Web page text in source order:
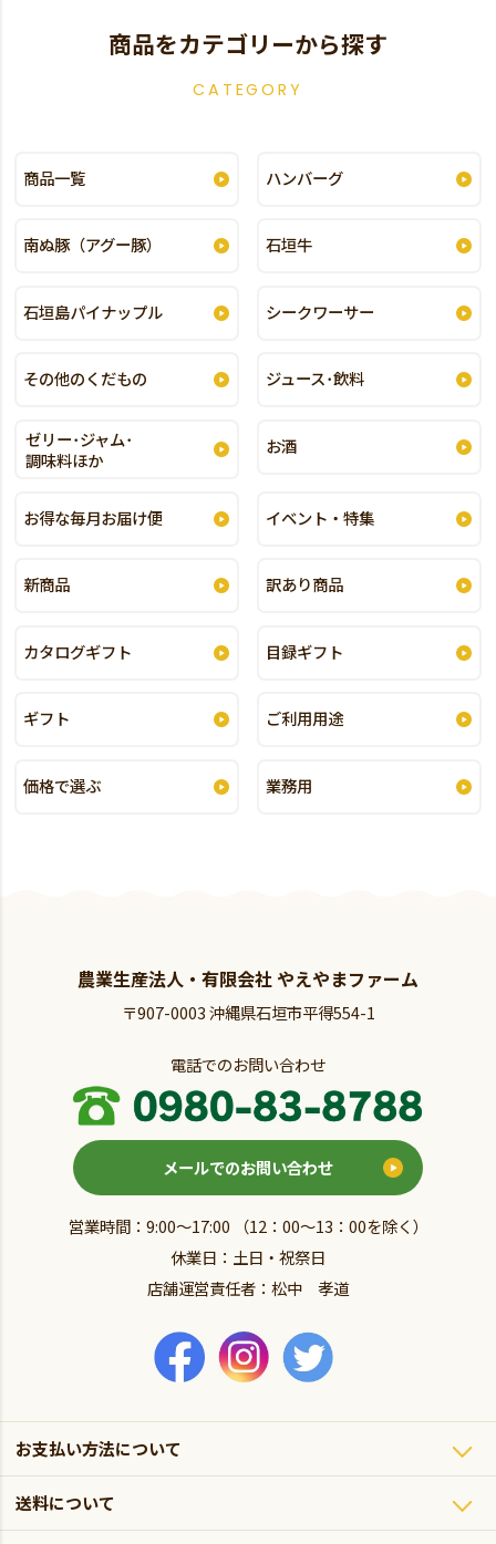
商品をカテゴリーから探す
CATEGORY
商品一覧 ハンバーグ
南ぬ豚（アグー豚） 石垣牛
石垣島パイナップル シークワーサー
その他のくだもの ジュース･飲料
ゼリー･ジャム･
調味料ほか
お酒
お得な毎月お届け便 イベント・特集
新商品 訳あり商品
カタログギフト 目録ギフト
ギフト ご利用用途
価格で選ぶ 業務用
農業生産法人・有限会社 やえやまファーム
〒907-0003 沖縄県石垣市平得554-1
電話でのお問い合わせ
メールでのお問い合わせ
営業時間：9:00～17:00 （12：00～13：00を除く）
休業日：土日・祝祭日
店舗運営責任者：松中 孝道
お支払い方法について
送料について